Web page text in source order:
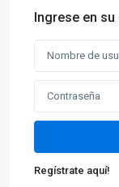
Ingrese en su
Regístrate aquí!